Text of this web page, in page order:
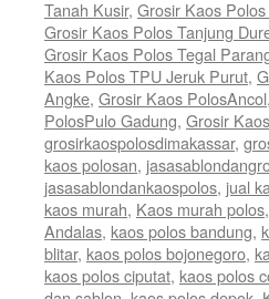
Tanah Kusir, Grosir Kaos
Grosir Kaos Polos Tanjung
Grosir Kaos Polos Tegal
Kaos Polos TPU Jeruk Purut,
Angke, Grosir Kaos PolosAncol,
PolosPulo Gadung, Grosir
grosirkaospolosdimakassar,
kaos polosan,
jasasablondankaospolos, jual
kaos murah, Kaos murah polos,
Andalas, kaos polos bandung,
blitar, kaos polos bojonegoro,
kaos polos ciputat, kaos polos